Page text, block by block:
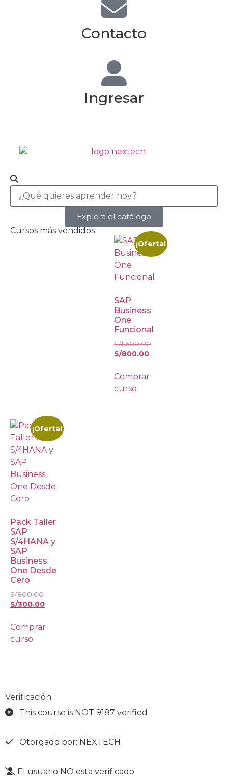
Contacto
Ingresar
Explora el catálogo
Cursos más vendidos
¡Oferta!
SAP
Business
One
Funcional
S/1,600.00
S/800.00
Comprar
curso
¡Oferta!
Pack Taller
SAP
S/4HANA y
SAP
Business
One Desde
Cero
S/800.00
S/300.00
Comprar
curso
Verificación
This course is NOT 9187 verified
Otorgado por: NEXTECH
El usuario NO esta verificado